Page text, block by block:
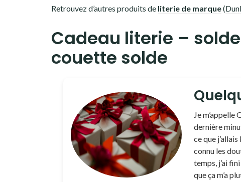
Retrouvez d’autres produits de literie de marque(
Cadeau literie –
couette solde
Je
dernière
ce que
connu les
temps, j’ai
que ça m’a